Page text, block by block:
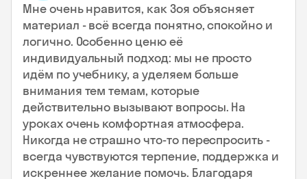
Мне очень нравится, как Зоя объясняет
материал - всё всегда понятно, спокойно и
логично. Особенно ценю её
индивидуальный подход: мы не просто
идём по учебнику, а уделяем больше
внимания тем темам, которые
действительно вызывают вопросы. На
уроках очень комфортная атмосфера.
Никогда не страшно что-то переспросить -
всегда чувствуются терпение, поддержка и
искреннее желание помочь. Благодаря